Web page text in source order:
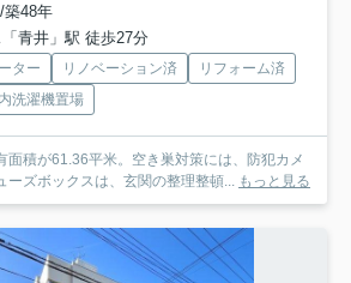
築48年
青井」駅 徒歩27分
ター リノベーション済
リフォーム済
洗濯機置場
面積が61.36平米。空き巣対策には、防犯カメ
ーズボックスは、玄関の整理整頓... もっと見る